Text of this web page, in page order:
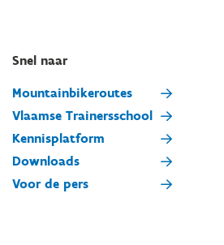
Snel naar
Mountainbikeroutes
Vlaamse Trainersschool
Kennisplatform
Downloads
Voor de pers